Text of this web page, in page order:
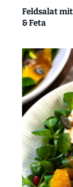
Feldsalat
& Feta